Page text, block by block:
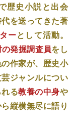
歴史小説と出会
を送ってきた著
ーとして活動。
発掘調査員をし
作家が、歴史小
ジャンルについ
る教養の中身や
縦横無尽に語り